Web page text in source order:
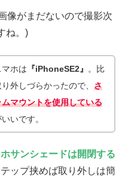
像がまだないので撮影次
ね。)
ホは 『iPhoneSE2』
。比
外しづらかったので、 さ
マウントを使用している
いです。
サンシェードは開閉する
ップ挟めば取り外しは簡